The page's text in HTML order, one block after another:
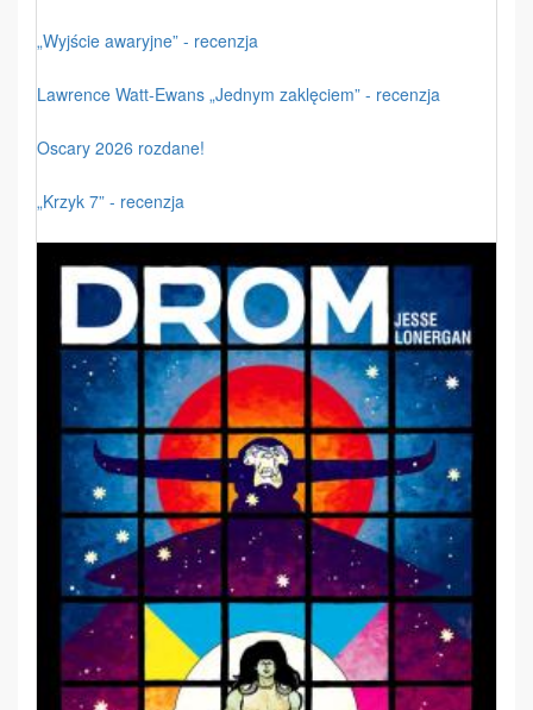
„Wyjście awaryjne” - recenzja
Lawrence Watt-Ewans „Jednym zaklęciem” - recenzja
Oscary 2026 rozdane!
„Krzyk 7” - recenzja